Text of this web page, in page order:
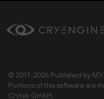
© 2017-2026 Published by
Portions of this software are
Crytek GmbH.